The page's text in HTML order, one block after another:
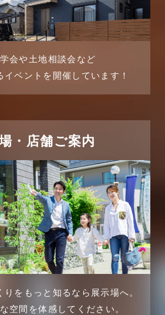
するよくある質問
例
会や土地相談会など
イベントを開催しています！
・店舗ご案内
をもっと知るなら展示場へ。
空間を体感してください。